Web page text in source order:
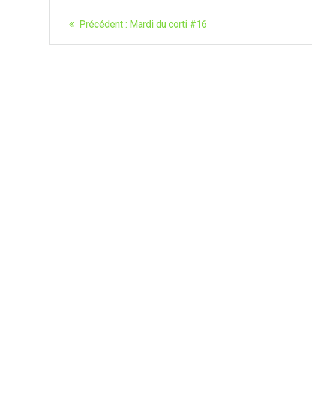
Navigation
de
Précédent : Article
Mardi du corti #16